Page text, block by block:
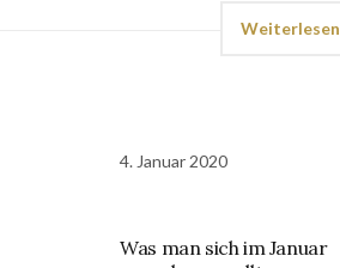
Weiterlesen
4. Januar 2020
Was man sich im Januar